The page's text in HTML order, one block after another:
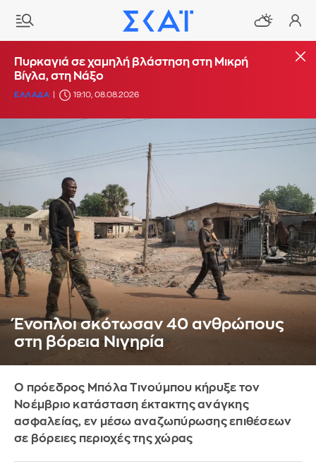
Πυρκαγιά σε χαμηλή βλάστηση στη Μικρή
Βίγλα, στη Νάξο
ΕΛΛΑΔΑ 19:10, 08.08.2026
Ένοπλοι σκότωσαν 40 ανθρώπους
στη βόρεια Νιγηρία
Ο πρόεδρος Μπόλα Τινούμπου κήρυξε τον
Νοέμβριο κατάσταση έκτακτης ανάγκης
ασφαλείας, εν μέσω αναζωπύρωσης επιθέσεων
σε βόρειες περιοχές της χώρας